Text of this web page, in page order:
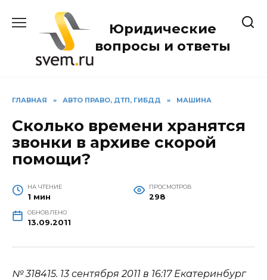
содержанию
Юридические
вопросы и ответы
ГЛАВНАЯ » АВТО ПРАВО, ДТП, ГИБДД » МАШИНА
Сколько времени хранятся
звонки в архиве скорой
помощи?
НА ЧТЕНИЕ
1 мин
ПРОСМОТРОВ
298
ОБНОВЛЕНО
13.09.2011
№ 318415. 13 сентября 2011 в 16:17 Екатеринбург